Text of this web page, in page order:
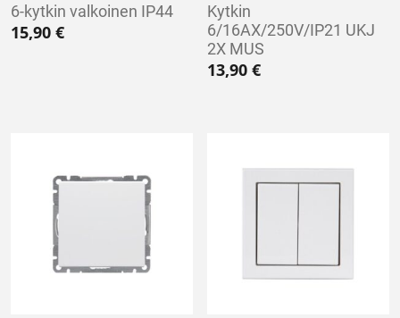
6-kytkin valkoinen IP44
15,90 €
Kytkin
6/16AX/250V/IP21 UKJ
2X MUS
13,90€